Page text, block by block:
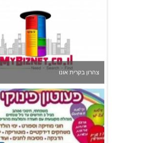
צהרון בקרית אונו
פעוטון פינוקי במודיעין